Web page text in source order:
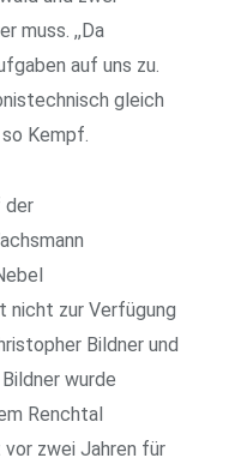
muss. ,,Da
auf uns zu.
gleich
so Kempf.
der
nicht zur Verfügung
Bildner und
wurde
Renchtal
zwei Jahren für